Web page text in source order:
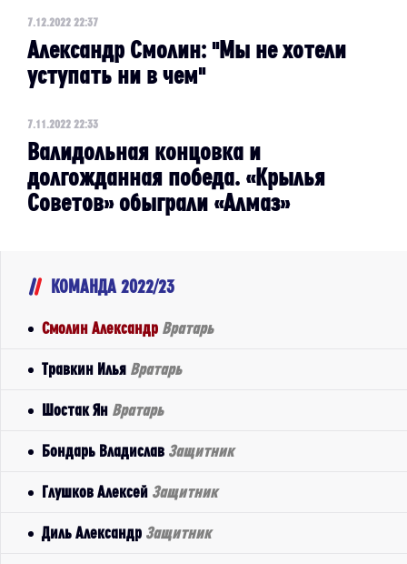
7.12.2022 22:37
Александр Смолин: "Мы не хотели
уступать ни в чем"
7.11.2022 22:33
Валидольная концовка и
долгожданная победа. «Крылья
Советов» обыграли «Алмаз»
КОМАНДА 2022/23
Смолин Александр Вратарь
Травкин Илья Вратарь
Шостак Ян Вратарь
Бондарь Владислав Защитник
Глушков Алексей Защитник
Диль Александр Защитник